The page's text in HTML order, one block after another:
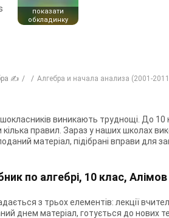
показати
обкладинку
✍ Алгебра и начала анализа (2001-
виникають труднощі. До
правил. Зараз у наших школах
матеріал, підібрані вправи для
по алгебрі, 10 клас, Алімов
з трьох елементів: лекції
днем ​​матеріал, готується до нових